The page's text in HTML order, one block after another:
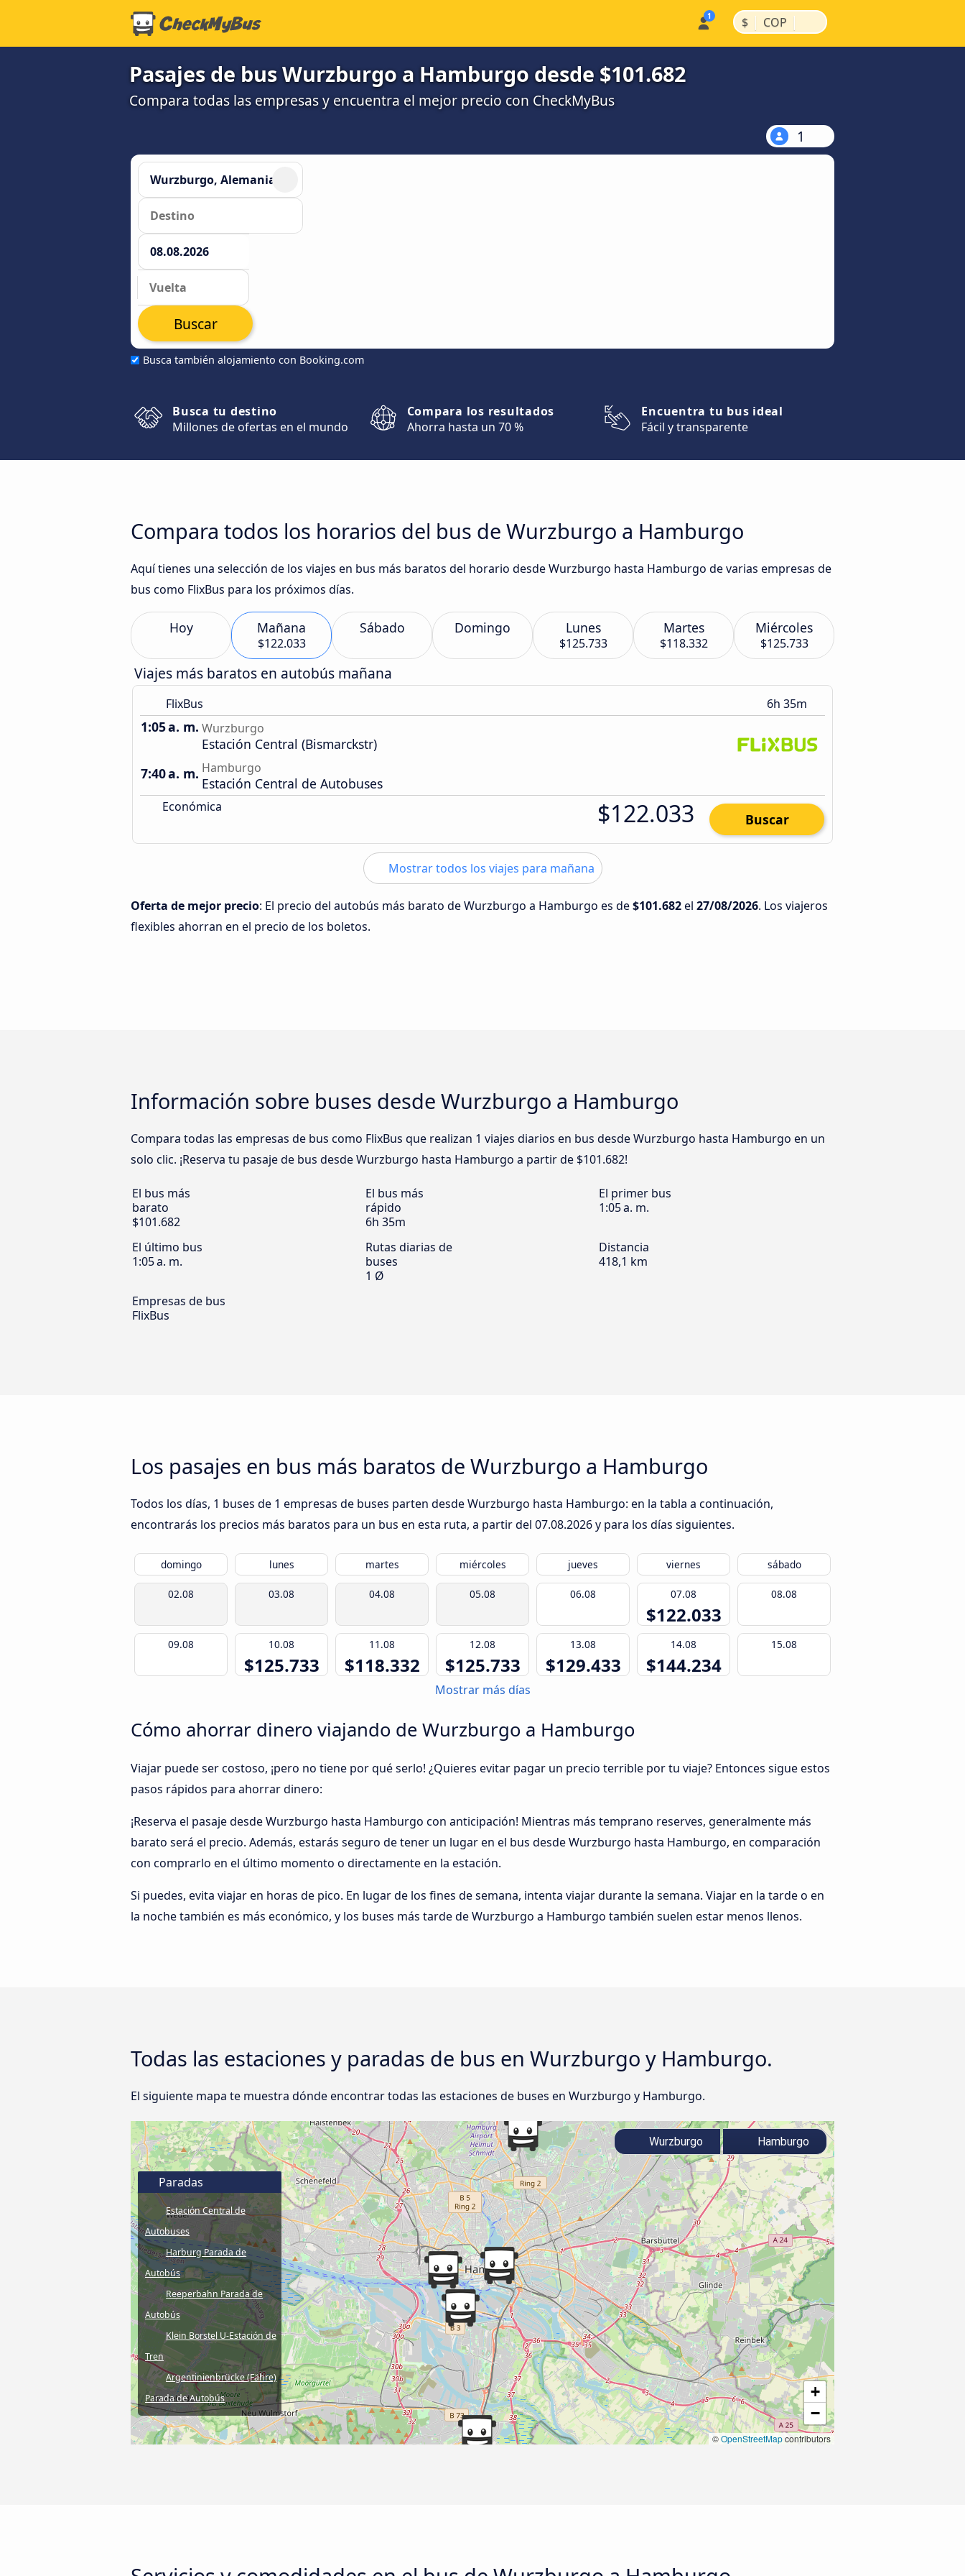
$ | COP |
Pasajes de bus Wurzburgo a Hamburgo desde $101.682
Compara todas las empresas y encuentra el mejor precio con CheckMyBus
1
Busca también alojamiento con Booking.com
Buscar
Busca tu destino
Millones de ofertas en el mundo
Compara los resultados
Ahorra hasta un 70 %
Encuentra tu bus ideal
Fácil y transparente
Compara todos los horarios del bus de Wurzburgo a Hamburgo
Aquí tienes una selección de los viajes en bus más baratos del horario desde Wurzburgo hasta Hamburgo de varias empresas de
bus como FlixBus para los próximos días.
Hoy Mañana
$122.033
Sábado Domingo Lunes
$125.733
Martes
$118.332
Miércoles
$125.733
Viajes más baratos en autobús mañana
FlixBus 6h 35m
1:05 a. m. Wurzburgo
Estación Central (Bismarckstr)
7:40 a. m. Hamburgo
Estación Central de Autobuses
Económica $122.033 Buscar
Mostrar todos los viajes para mañana
Oferta de mejor precio: El precio del autobús más barato de Wurzburgo a Hamburgo es de$101.682el 27/08/2026. Los viajeros
flexibles ahorran en el precio de los boletos.
Información sobre buses desde Wurzburgo a Hamburgo
Compara todas las empresas de bus como FlixBus que realizan 1 viajes diarios en bus desde Wurzburgo hasta Hamburgo en un
solo clic. ¡Reserva tu pasaje de bus desde Wurzburgo hasta Hamburgo a partir de $101.682!
El bus más
barato
$101.682
El bus más
rápido
6h 35m
El primer bus
1:05 a. m.
El último bus
1:05 a. m.
Rutas diarias de
buses
1 Ø
Distancia
418,1 km
Empresas de bus
FlixBus
Los pasajes en bus más baratos de Wurzburgo a Hamburgo
Todos los días, 1 buses de 1 empresas de buses parten desde Wurzburgo hasta Hamburgo: en la tabla a continuación,
encontrarás los precios más baratos para un bus en esta ruta, a partir del 07.08.2026y para los días siguientes.
domingo lunes martes miércoles jueves viernes sábado
02.08 03.08 04.08 05.08 06.08 07.08
$122.033
08.08
09.08 10.08
$125.733
11.08
$118.332
12.08
$125.733
13.08
$129.433
14.08
$144.234
15.08
Mostrar más días
Cómo ahorrar dinero viajando de Wurzburgo a Hamburgo
Viajar puede ser costoso, ¡pero no tiene por qué serlo! ¿Quieres evitar pagar un precio terrible por tu viaje? Entonces sigue estos
pasos rápidos para ahorrar dinero:
¡Reserva el pasaje desde Wurzburgo hasta Hamburgo con anticipación! Mientras más temprano reserves, generalmente más
barato será el precio. Además, estarás seguro de tener un lugar en el bus desde Wurzburgo hasta Hamburgo, en comparación
con comprarlo en el último momento o directamente en la estación.
Si puedes, evita viajar en horas de pico. En lugar de los fines de semana, intenta viajar durante la semana. Viajar en la tarde o en
la noche también es más económico, y los buses más tarde de Wurzburgo a Hamburgo también suelen estar menos llenos.
Todas las estaciones y paradas de bus en Wurzburgo y Hamburgo.
El siguiente mapa te muestra dónde encontrar todas las estaciones de buses en Wurzburgo y Hamburgo.
+
−
©OpenStreetMapcontributors
Paradas
Estación Central de
Autobuses
Harburg Parada de
Autobús
Reeperbahn Parada de
Autobús
Klein Borstel U-Estación de
Tren
Argentinienbrücke (Fähre)
Parada de Autobús
Wurzburgo Hamburgo